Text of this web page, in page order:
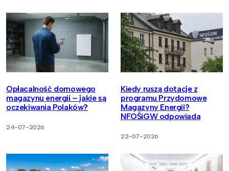
Opłacalność domowego
magazynu energii – jakie są
oczekiwania Polaków?
24-07-2026
Kiedy ruszą dotacje z
programu Przydomowe
Magazyny Energii?
NFOŚiGW odpowiada
22-07-2026